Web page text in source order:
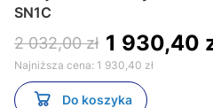
SN1C
2 032,00 zł 1 930,40
Najniższa cena: 1 930,40 zł
Do koszyka